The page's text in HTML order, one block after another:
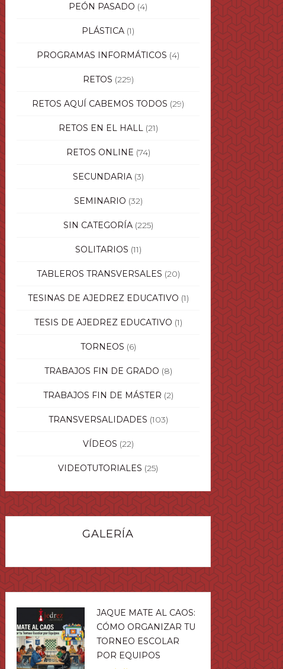
PEÓN PASADO (4)
PLÁSTICA (1)
PROGRAMAS INFORMÁTICOS (4)
RETOS (229)
RETOS AQUÍ CABEMOS TODOS (29)
RETOS EN EL HALL (21)
RETOS ONLINE (74)
SECUNDARIA(3)
SEMINARIO (32)
SIN CATEGORÍA(225)
SOLITARIOS (11)
TABLEROS TRANSVERSALES (20)
TESINAS DE AJEDREZ EDUCATIVO (1)
TESIS DE AJEDREZ EDUCATIVO (1)
TORNEOS (6)
TRABAJOS FIN DE GRADO (8)
TRABAJOS FIN DE MÁSTER (2)
TRANSVERSALIDADES (103)
VÍDEOS (22)
VIDEOTUTORIALES (25)
GALERÍA
JAQUE MATE AL CAOS:
CÓMO ORGANIZAR TU
TORNEO ESCOLAR
POR EQUIPOS